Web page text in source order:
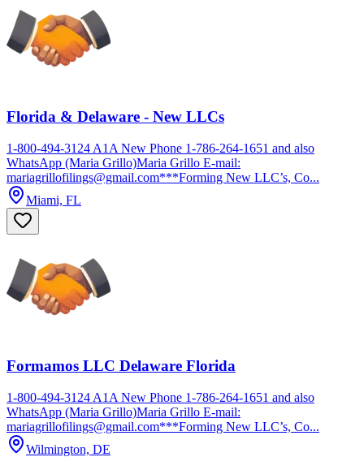
Florida & Delaware - New LLCs
1-800-494-3124 A1A New Phone 1-786-264-1651 and also
WhatsApp (Maria Grillo)Maria Grillo E-mail:
mariagrillofilings@gmail.com***Forming New LLC’s, Co...
Miami, FL
Formamos LLC Delaware Florida
1-800-494-3124 A1A New Phone 1-786-264-1651 and also
WhatsApp (Maria Grillo)Maria Grillo E-mail:
mariagrillofilings@gmail.com***Forming New LLC’s, Co...
Wilmington, DE